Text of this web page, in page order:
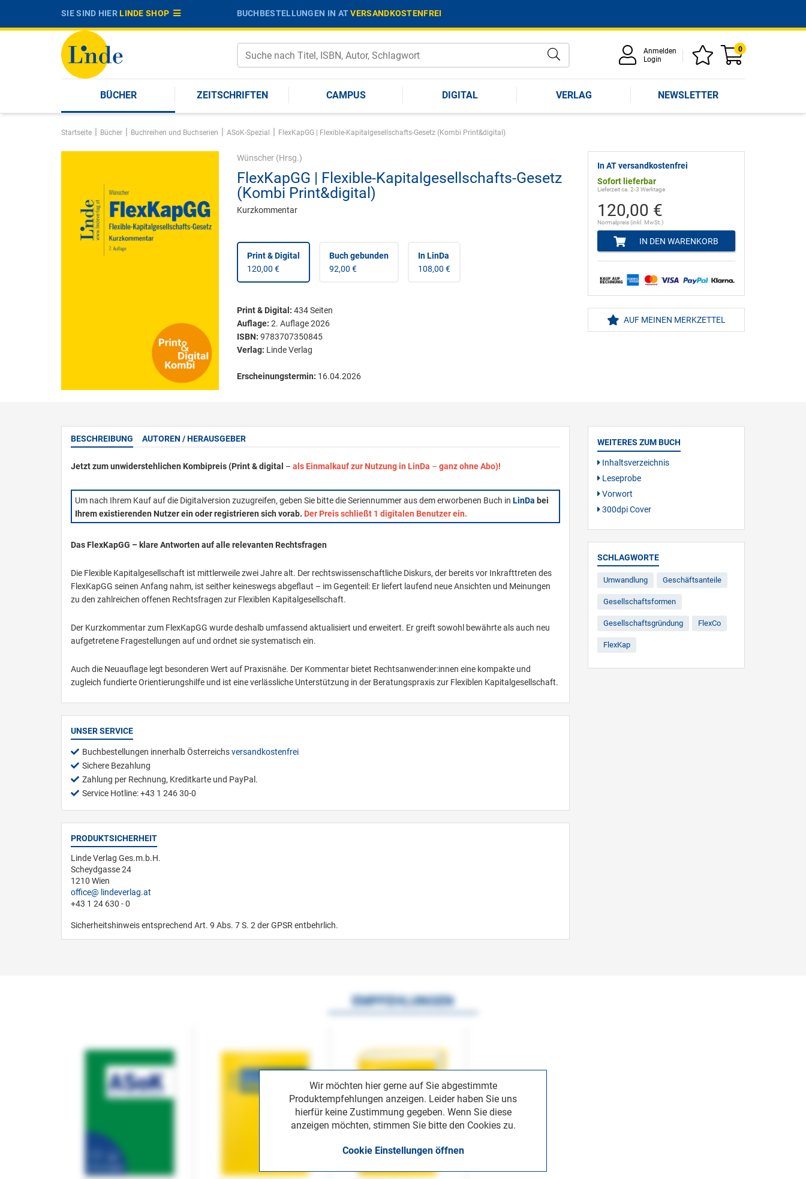
SIE SIND HIERLINDE SHOP BUCHBESTELLUNGEN IN ATVERSANDKOSTENFREI
Anmelden
Login
0
BÜCHER ZEITSCHRIFTEN CAMPUS DIGITAL VERLAG NEWSLETTER
Startseite | Bücher | Buchreihen und Buchserien | ASoK-Spezial | FlexKapGG | Flexible-Kapitalgesellschafts-Gesetz (Kombi Print&digital)
Wünscher(Hrsg.)
FlexKapGG | Flexible-Kapitalgesellschafts-Gesetz
(Kombi Print&digital)
Kurzkommentar
Print & Digital
120,00 €
Buch gebunden
92,00 €
In LinDa
108,00 €
Print & Digital : 434Seiten
Auflage: 2. Auflage 2026
ISBN: 9783707350845
Verlag: Linde Verlag
Erscheinungstermin: 16.04.2026
In AT versandkostenfrei
Sofort lieferbar
Lieferzeit ca. 2-3 Werktage
120,00 €
Normalpreis (inkl. MwSt.)
IN DEN WARENKORB
AUF MEINEN MERKZETTEL
BESCHREIBUNG AUTOREN / HERAUSGEBER
Jetzt zum unwiderstehlichen Kombipreis (Print & digital – als Einmalkauf zur Nutzung in LinDa – ganz ohne Abo)!
Um nach Ihrem Kauf auf die Digitalversion zuzugreifen, geben Sie bitte die Seriennummer aus dem erworbenen Buch in LinDa bei
Ihrem existierenden Nutzer ein oder registrieren sich vorab. Der Preis schließt 1 digitalen Benutzer ein.
Das FlexKapGG – klare Antworten auf alle relevanten Rechtsfragen
Die Flexible Kapitalgesellschaft ist mittlerweile zwei Jahre alt. Der rechtswissenschaftliche Diskurs, der bereits vor Inkrafttreten des
FlexKapGG seinen Anfang nahm, ist seither keineswegs abgeflaut – im Gegenteil: Er liefert laufend neue Ansichten und Meinungen
zu den zahlreichen offenen Rechtsfragen zur Flexiblen Kapitalgesellschaft.
Der Kurzkommentar zum FlexKapGG wurde deshalb umfassend aktualisiert und erweitert. Er greift sowohl bewährte als auch neu
aufgetretene Fragestellungen auf und ordnet sie systematisch ein.
Auch die Neuauflage legt besonderen Wert auf Praxisnähe. Der Kommentar bietet Rechtsanwender:innen eine kompakte und
zugleich fundierte Orientierungshilfe und ist eine verlässliche Unterstützung in der Beratungspraxis zur Flexiblen Kapitalgesellschaft.
UNSER SERVICE
Buchbestellungen innerhalb Österreichsversandkostenfrei
Sichere Bezahlung
Zahlung per Rechnung, Kreditkarte und PayPal.
Service Hotline: +43 1 246 30-0
PRODUKTSICHERHEIT
Linde Verlag Ges.m.b.H.
Scheydgasse 24
1210 Wien
office
lindeverlag.at
+43 1 24 630 - 0
Sicherheitshinweis entsprechend Art. 9 Abs. 7 S. 2 der GPSR entbehrlich.
WEITERES ZUM BUCH
Inhaltsverzeichnis
Leseprobe
Vorwort
300dpi Cover
SCHLAGWORTE
Umwandlung Geschäftsanteile
Gesellschaftsformen
Gesellschaftsgründung FlexCo
FlexKap
Wir möchten hier gerne auf Sie abgestimmte
Produktempfehlungen anzeigen. Leider haben Sie uns
hierfür keine Zustimmung gegeben. Wenn Sie diese
anzeigen möchten, stimmen Sie bitte den Cookies zu.
Cookie Einstellungen öffnen
EMPFEHLUNGEN